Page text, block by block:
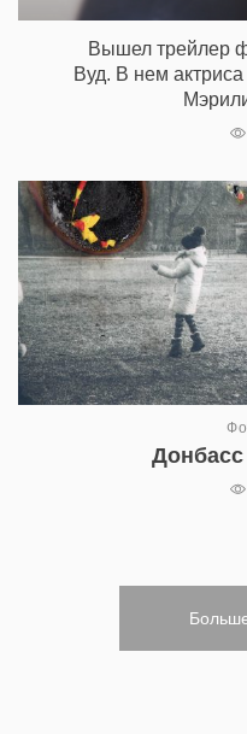
Вышел трейлер
Вуд. В нем
Донбасс